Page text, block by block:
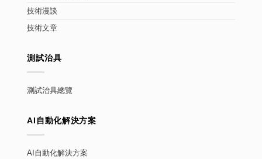
技術漫談
技術文章
測試治具
測試治具總覽
AI自動化解決方案
AI自動化解決方案